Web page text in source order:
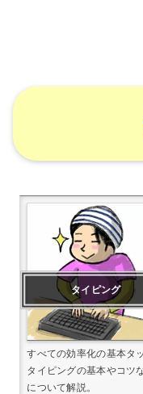
タイピング
すべての効率化の基本タ
タイピングの基本やコツ
について解説。